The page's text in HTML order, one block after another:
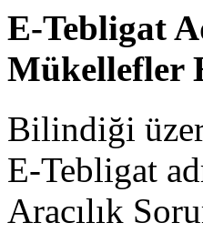
E-Tebligat
Mükellefler
Bilindiği
E-Tebligat
Aracılık